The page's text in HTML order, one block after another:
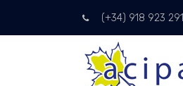
(+34) 918 923 291